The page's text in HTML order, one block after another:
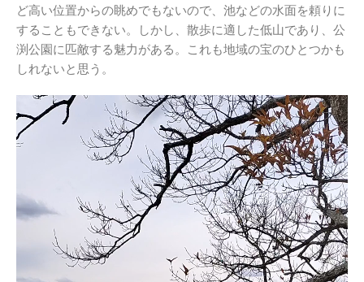
ど高い位置からの眺めでもないので、池などの水面を頼りに
することもできない。しかし、散歩に適した低山であり、公
渕公園に匹敵する魅力がある。これも地域の宝のひとつかも
しれないと思う。
画
プ
ヤ
ー